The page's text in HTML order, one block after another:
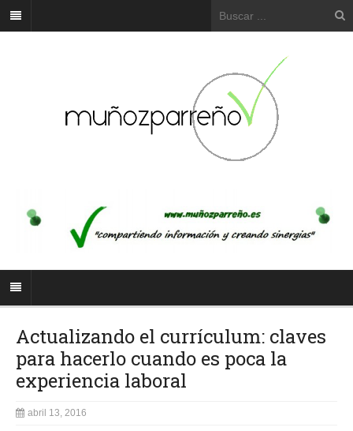
Actualizando el currículum: claves
para hacerlo cuando es poca la
experiencia laboral
abril 13, 2016